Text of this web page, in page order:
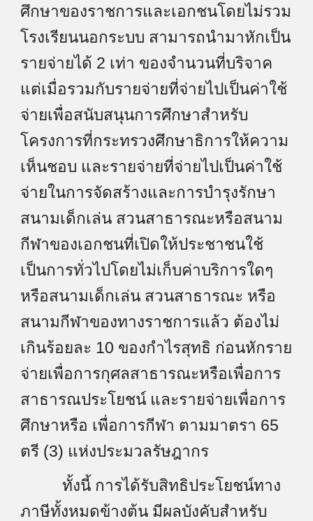
ศึกษาของราชการและเอกชนโดยไม่รวม
โรงเรียนนอกระบบ สามารถนำมาหักเป็น
รายจ่ายได้ 2 เท่า ของจำนวนที่บริจาค
แต่เมื่อรวมกับรายจ่ายที่จ่ายไปเป็นค่าใช้
จ่ายเพื่อสนับสนุนการศึกษาสำหรับ
โครงการที่กระทรวงศึกษาธิการให้ความ
เห็นชอบ และรายจ่ายที่จ่ายไปเป็นค่าใช้
จ่ายในการจัดสร้างและการบำรุงรักษา
สนามเด็กเล่น สวนสาธารณะหรือสนาม
กีฬาของเอกชนที่เปิดให้ประชาชนใช้
เป็นการทั่วไปโดยไม่เก็บค่าบริการใดๆ
หรือสนามเด็กเล่น สวนสาธารณะ หรือ
สนามกีฬาของทางราชการแล้ว ต้องไม่
เกินร้อยละ 10 ของกำไรสุทธิ ก่อนหักราย
จ่ายเพื่อการกุศลสาธารณะหรือเพื่อการ
สาธารณประโยชน์ และรายจ่ายเพื่อการ
ศึกษาหรือ เพื่อการกีฬา ตามมาตรา 65
ตรี (3) แห่งประมวลรัษฎากร
ทั้งนี้ การได้รับสิทธิประโยชน์ทาง
ภาษีทั้งหมดข้างต้น มีผลบังคับสำหรับ